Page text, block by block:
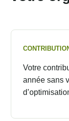
Votre
année sans